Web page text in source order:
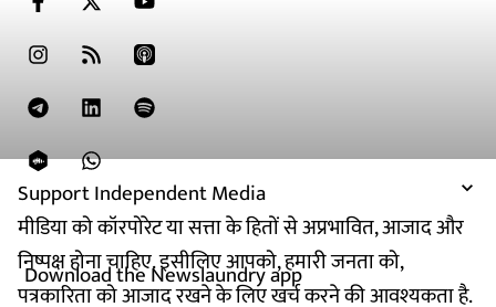
Support Independent Media
मीडिया को कॉरपोरेट या सत्ता के हितों से अप्रभावित, आजाद और
निष्पक्ष होना चाहिए. इसीलिए आपको, हमारी जनता को,
पत्रकारिता को आजाद रखने के लिए खर्च करने की आवश्यकता है.
Download the Newslaundry app